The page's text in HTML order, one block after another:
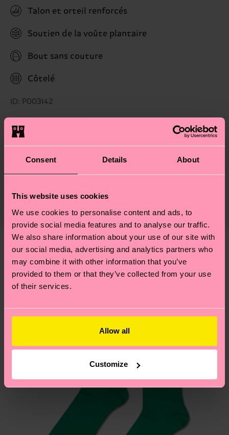
Consent Details About
This website uses cookies
We use cookies to personalise content and ads, to
provide social media features and to analyse our traffic.
We also share information about your use of our site with
our social media, advertising and analytics partners who
may combine it with other information that you’ve
provided to them or that they’ve collected from your use
of their services.
Allow all
Customize
Talon et orteil renforcés
Soutien de la voûte plantaire
Bout sans couture
Côtelé
ID: P003142
Matériaux
74% Coton, 23% Polyamide, 3% Elastane
Le développement durable ne se résume pas à la
mettre en place une chaîne d'approvisionnement
éthique, de réduire les émissions, d'entretenir
correctement ses chaussettes, et BIEN PLUS
ENCORE ! Pour plus d'informations, ainsi que des
conseils et astuces, rendez-vous sur notre page
Développement durable.
Livraison et retour
Le délai de livraison prévu vers la France à compter
de la date d'expédition est de3 à 6 jours
ouvrables. Veuillez garder à l'esprit qu'il s'agit
d'une estimation et que le délai de livraison exact
dépend de vos services postaux locaux.
Vous avez des questions sur les retours ? Visitez
notre pageRetour
Nous pensons que vous aimerez Modèles similaires